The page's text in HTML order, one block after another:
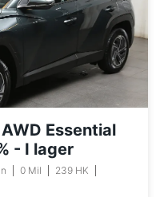
Essential
- I lager
0 Mil
239 HK